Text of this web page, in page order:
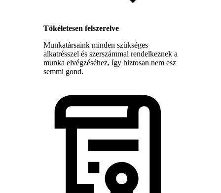
Tökéletesen felszerelve
Munkatársaink minden szükséges
alkatrésszel és szerszámmal rendelkeznek a
munka elvégzéséhez, így biztosan nem esz
semmi gond.